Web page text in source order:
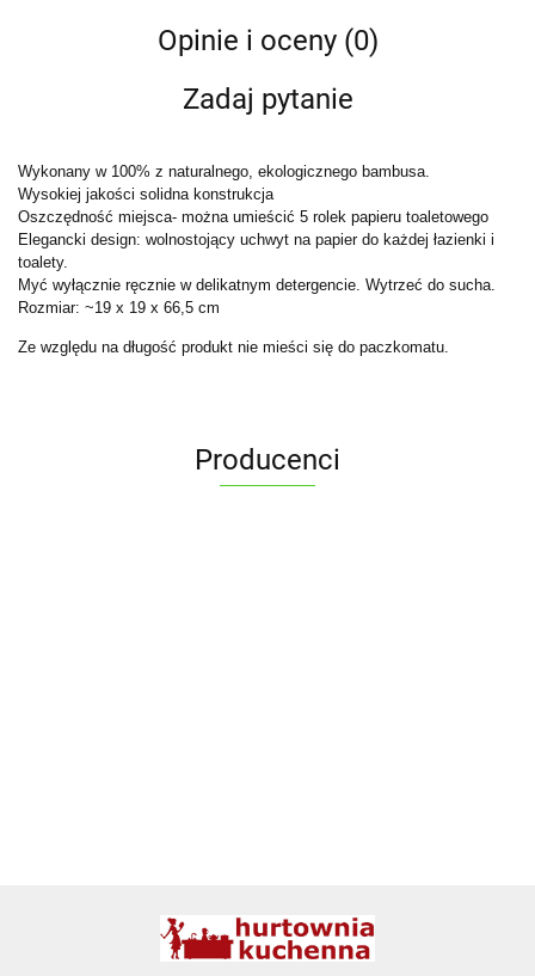
Opinie i oceny (0)
Zadaj pytanie
Wykonany w 100% z naturalnego, ekologicznego bambusa.
Wysokiej jakości solidna konstrukcja
Oszczędność miejsca- można umieścić 5 rolek papieru toaletowego
Elegancki design: wolnostojący uchwyt na papier do każdej łazienki i
toalety.
Myć wyłącznie ręcznie w delikatnym detergencie. Wytrzeć do sucha.
Rozmiar: ~19 x 19 x 66,5 cm
Ze względu na długość produkt nie mieści się do paczkomatu.
Producenci